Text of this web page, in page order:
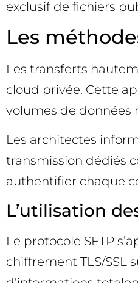
exclusif de fichiers
Les
Les transferts
cloud privée. Cette
volumes de données
Les architectes
transmission dédiés
authentifier chaque
L’utilisation
Le protocole SFTP
chiffrement TLS/SSL